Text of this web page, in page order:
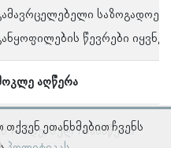
აღწერა
წევრები
1–მდე, სულ 1 ჩანაწერი
თქვენ ეთანხმებით ჩვენს